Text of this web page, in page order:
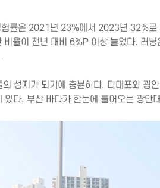
률은 2021년 23%에서 2023년 32%로
비율이 전년 대비 6%P 이상 늘었다. 러
성지가 되기에 충분하다. 다대포와 광
있다. 부산 바다가 한눈에 들어오는 광